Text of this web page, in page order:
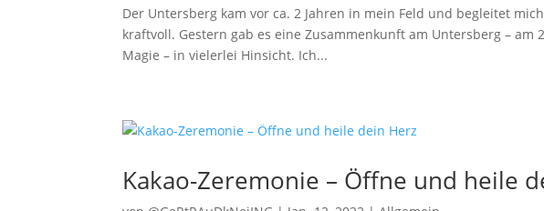
Der Untersberg kam vor ca. 2 Jahren in mein Feld und begleitet
kraftvoll. Gestern gab es eine Zusammenkunft am Untersberg – am
Magie – in vielerlei Hinsicht. Ich...
Kakao-Zeremonie – Öffne und heile